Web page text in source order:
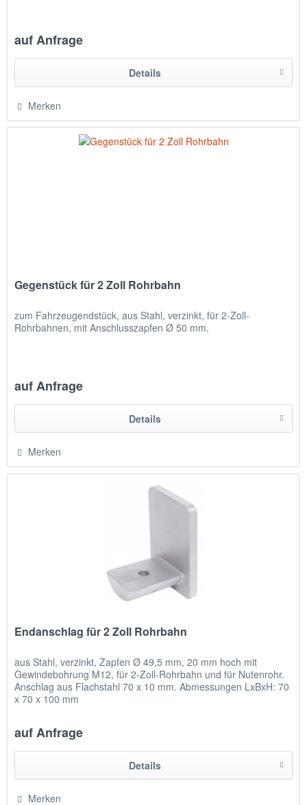
auf Anfrage
Details
Merken
Gegenstück für 2 Zoll Rohrbahn
zum Fahrzeugendstück, aus Stahl, verzinkt, für 2-Zoll-
Rohrbahnen, mit Anschlusszapfen Ø 50 mm.
auf Anfrage
Details
Merken
Endanschlag für 2 Zoll Rohrbahn
aus Stahl, verzinkt, Zapfen Ø 49,5 mm, 20 mm hoch mit
Gewindebohrung M12, für 2-Zoll-Rohrbahn und für Nutenrohr.
Anschlag aus Flachstahl 70 x 10 mm. Abmessungen LxBxH: 70
x 70 x 100 mm
auf Anfrage
Details
Merken